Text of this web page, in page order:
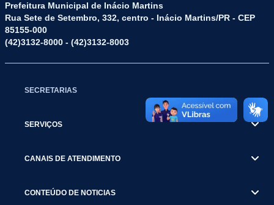
Prefeitura Municipal de Inácio Martins
Rua Sete de Setembro, 332, centro - Inácio Martins/PR - CEP
85155-000
(42)3132-8000 - (42)3132-8003
SECRETARIAS
SERVIÇOS
CANAIS DE ATENDIMENTO
CONTEÚDO DE NOTICIAS